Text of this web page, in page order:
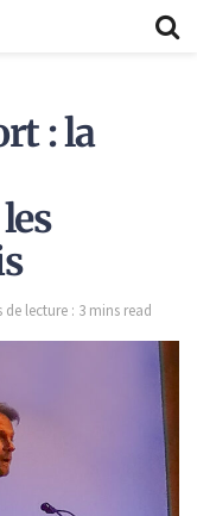
: la
de lecture : 3 mins read